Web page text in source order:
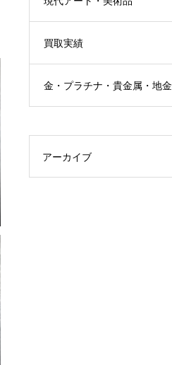
買取実績
金・プラチナ・貴金属・地金
アーカイブ